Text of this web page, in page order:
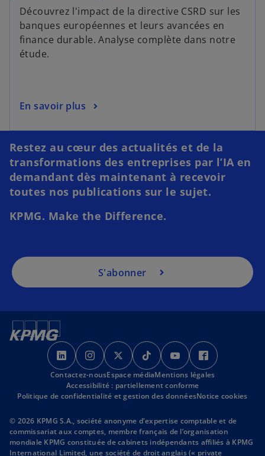
Découvrez l'impact de la directive CSRD sur les
banques européennes et leurs avancées en
finance durable. Analyse complète dans notre
étude.
En savoir plus
Restez au cœur des actualités et de la
transformations des entreprises par l’IA en
demandant dès maintenant à recevoir
toutes nos publications sur le sujet.
KPMG. Make the Difference.
S'abonner
v
r
e
d
o
n
g
e
t
s
’
o
u
r
e
d
s
’
o
u
r
e
d
s
’
o
u
r
e
d
s
’
o
u
r
e
d
s
’
o
u
r
e
d
’
r
e
d
Contactez-nousEspace médiaMentions légales
Accessibilité : partiellement conforme
Politique de confidentialité et gestion des donnéesNotice cookies
© 2026 KPMG S.A., société anonyme d'expertise comptable et de
commissariat aux comptes, membre français de l’organisation
mondiale KPMG constituée de cabinets indépendants affiliés à KPMG
International Limited, une société de droit anglais (« private